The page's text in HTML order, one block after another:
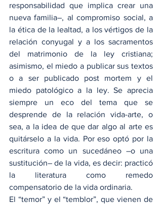
responsabilidad que implica crear una
nueva familia–, al compromiso social, a
la ética de la lealtad, a los vértigos de la
relación conyugal y a los sacramentos
del matrimonio de la ley cristiana;
asimismo, el miedo a publicar sus textos
o a ser publicado post mortem y el
miedo patológico a la ley. Se aprecia
siempre un eco del tema que se
desprende de la relación vida-arte, o
sea, a la idea de que dar algo al arte es
quitárselo a la vida. Por eso optó por la
escritura como un sucedáneo –o una
sustitución– de la vida, es decir: practicó
la literatura como remedo
compensatorio de la vida ordinaria.
El “temor” y el “temblor”, que vienen de